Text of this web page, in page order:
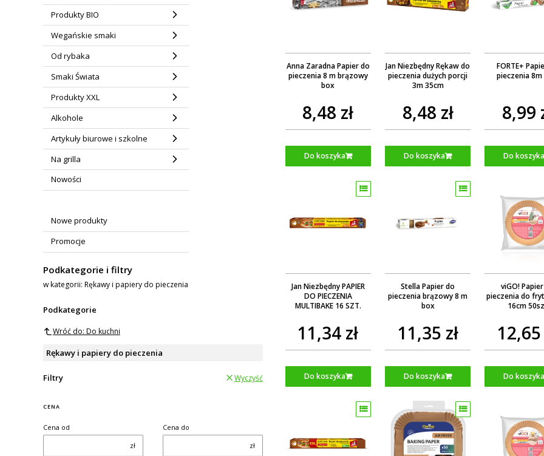
Produkty BIO
Wegańskie smaki
Od rybaka
Smaki Świata
Produkty XXL
Alkohole
Artykuły biurowe i szkolne
Na grilla
Nowości
Nowe produkty
Promocje
Podkategorie i filtry
w kategorii: Rękawy i papiery do pieczenia
Podkategorie
Wróć do: Do kuchni
Rękawy i papiery do pieczenia
Filtry Wyczyść
CENA
Cena od
zł
Cena do
zł
Anna Zaradna Papier do
pieczenia 8 m brązowy
box
8,48 zł
Do koszyka
Jan Niezbędny Rękaw do
pieczenia dużych porcji
3m 35cm
8,48 zł
Do koszyka
FORTE+
pieczenia 8m
8,99
Do
Jan Niezbędny PAPIER
DO PIECZENIA
MULTIBAKE 16 SZT.
11,34 zł
Do koszyka
Stella Papier do
pieczenia brązowy 8 m
box
11,35 zł
Do koszyka
viGO!
pieczenia do
16cm
12,65
Do